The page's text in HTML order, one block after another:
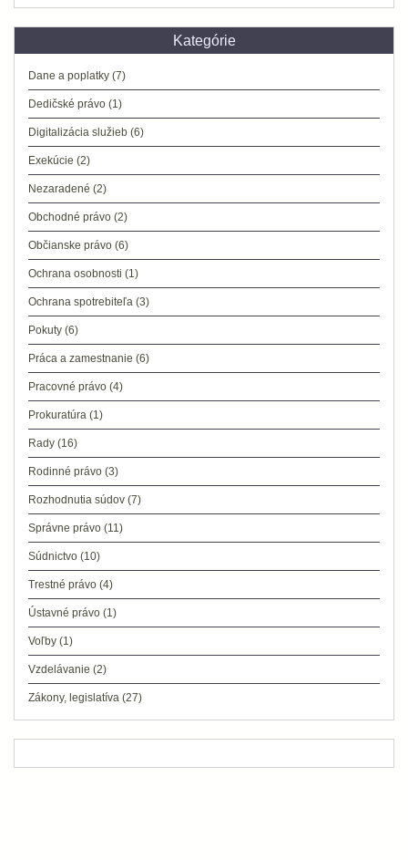
Kategórie
Dane a poplatky (7)
Dedičské právo (1)
Digitalizácia služieb (6)
Exekúcie (2)
Nezaradené (2)
Obchodné právo (2)
Občianske právo (6)
Ochrana osobnosti (1)
Ochrana spotrebiteľa (3)
Pokuty (6)
Práca a zamestnanie (6)
Pracovné právo (4)
Prokuratúra (1)
Rady (16)
Rodinné právo (3)
Rozhodnutia súdov (7)
Správne právo (11)
Súdnictvo (10)
Trestné právo (4)
Ústavné právo (1)
Voľby (1)
Vzdelávanie (2)
Zákony, legislatíva (27)